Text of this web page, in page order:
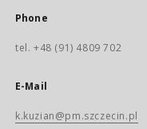
Phone
tel. +48 (91) 4809 702
E-Mail
k.kuzian@pm.szczecin.pl